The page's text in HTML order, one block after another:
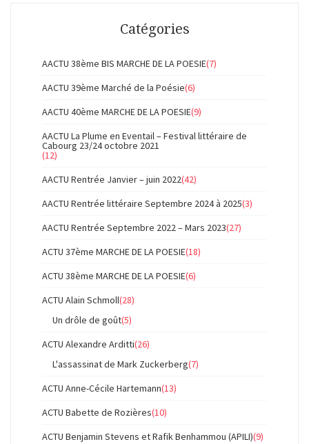
Catégories
AACTU 38ème BIS MARCHE DE LA POESIE(7)
AACTU 39ème Marché de la Poésie(6)
AACTU 40ème MARCHE DE LA POESIE(9)
AACTU La Plume en Eventail – Festival littéraire de
Cabourg 23/24 octobre 2021
(12)
AACTU Rentrée Janvier – juin 2022(42)
AACTU Rentrée littéraire Septembre 2024 à 2025(3)
AACTU Rentrée Septembre 2022 – Mars 2023(27)
ACTU 37ème MARCHE DE LA POESIE(18)
ACTU 38ème MARCHE DE LA POESIE(6)
ACTU Alain Schmoll(28)
Un drôle de goût(5)
ACTU Alexandre Arditti(26)
L'assassinat de Mark Zuckerberg(7)
ACTU Anne-Cécile Hartemann(13)
ACTU Babette de Rozières(10)
ACTU Benjamin Stevens et Rafik Benhammou (APILI)(9)